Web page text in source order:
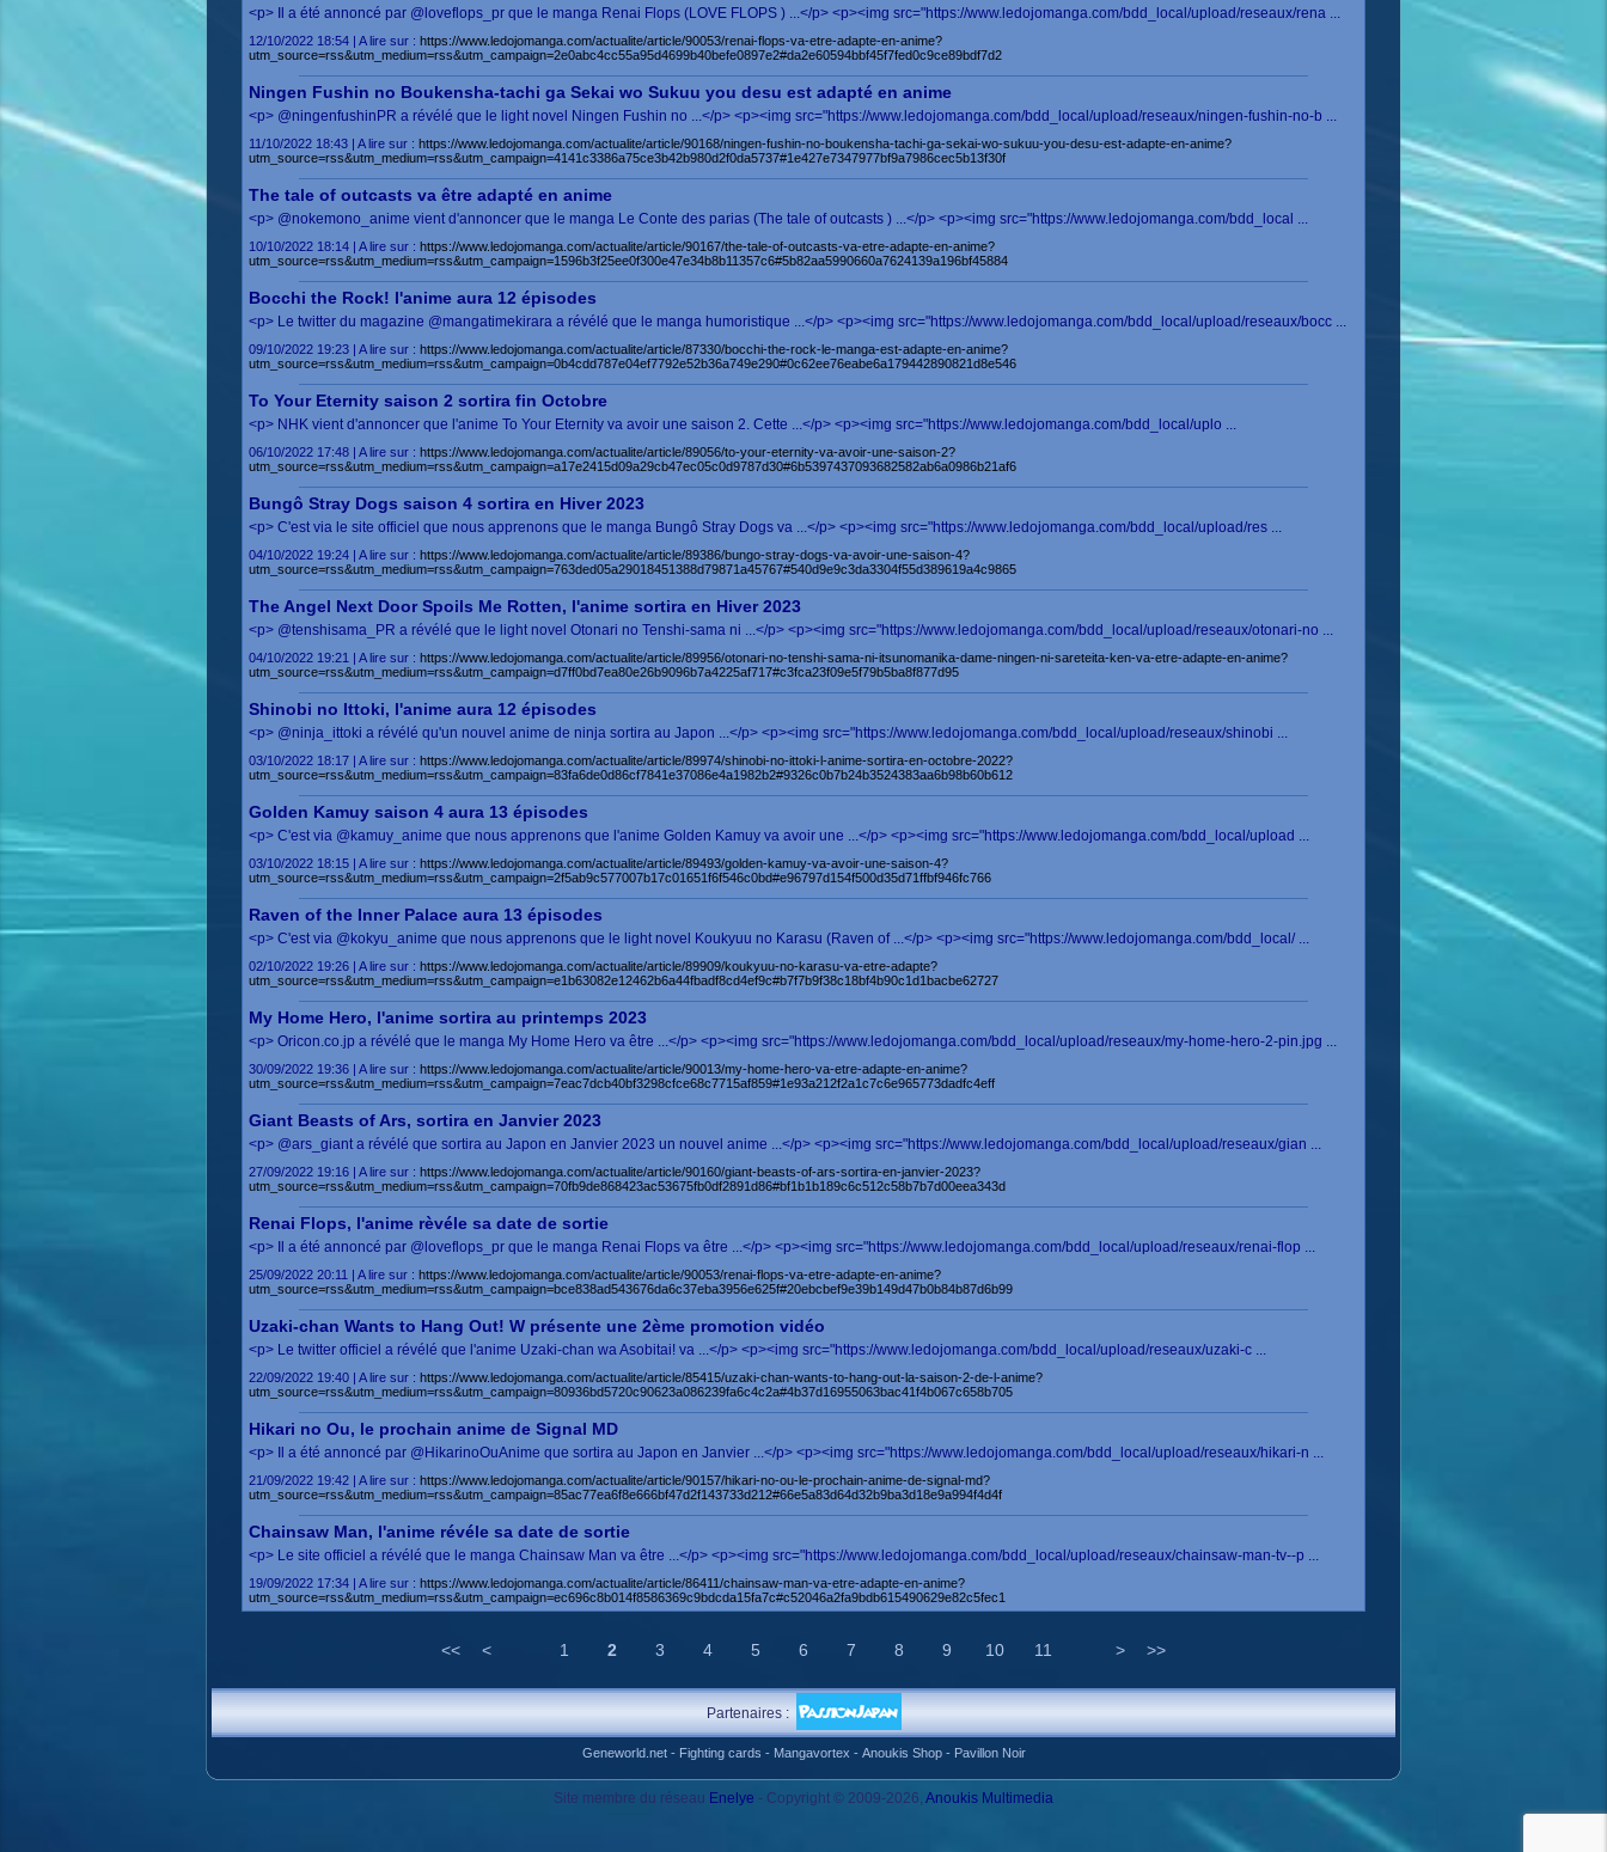
<p> Il a été annoncé par @loveflops_pr que le manga Renai Flops (LOVE FLOPS ) ...</p> <p><img src="https://www.ledojomanga.com/bdd_local/upload/reseaux/rena ...
12/10/2022 18:54 | A lire sur : https://www.ledojomanga.com/actualite/article/90053/renai-flops-va-etre-adapte-en-anime?
utm_source=rss&utm_medium=rss&utm_campaign=2e0abc4cc55a95d4699b40befe0897e2#da2e60594bbf45f7fed0c9ce89bdf7d2
Ningen Fushin no Boukensha-tachi ga Sekai wo Sukuu you desu est adapté en anime
<p> @ningenfushinPR a révélé que le light novel Ningen Fushin no ...</p> <p><img src="https://www.ledojomanga.com/bdd_local/upload/reseaux/ningen-fushin-no-b ...
11/10/2022 18:43 | A lire sur : https://www.ledojomanga.com/actualite/article/90168/ningen-fushin-no-boukensha-tachi-ga-sekai-wo-sukuu-you-desu-est-adapte-en-anime?
utm_source=rss&utm_medium=rss&utm_campaign=4141c3386a75ce3b42b980d2f0da5737#1e427e7347977bf9a7986cec5b13f30f
The tale of outcasts va être adapté en anime
<p> @nokemono_anime vient d'annoncer que le manga Le Conte des parias (The tale of outcasts ) ...</p> <p><img src="https://www.ledojomanga.com/bdd_local ...
10/10/2022 18:14 | A lire sur : https://www.ledojomanga.com/actualite/article/90167/the-tale-of-outcasts-va-etre-adapte-en-anime?
utm_source=rss&utm_medium=rss&utm_campaign=1596b3f25ee0f300e47e34b8b11357c6#5b82aa5990660a7624139a196bf45884
Bocchi the Rock! l'anime aura 12 épisodes
<p> Le twitter du magazine @mangatimekirara a révélé que le manga humoristique ...</p> <p><img src="https://www.ledojomanga.com/bdd_local/upload/reseaux/bocc ...
09/10/2022 19:23 | A lire sur : https://www.ledojomanga.com/actualite/article/87330/bocchi-the-rock-le-manga-est-adapte-en-anime?
utm_source=rss&utm_medium=rss&utm_campaign=0b4cdd787e04ef7792e52b36a749e290#0c62ee76eabe6a179442890821d8e546
To Your Eternity saison 2 sortira fin Octobre
<p> NHK vient d'annoncer que l'anime To Your Eternity va avoir une saison 2. Cette ...</p> <p><img src="https://www.ledojomanga.com/bdd_local/uplo ...
06/10/2022 17:48 | A lire sur : https://www.ledojomanga.com/actualite/article/89056/to-your-eternity-va-avoir-une-saison-2?
utm_source=rss&utm_medium=rss&utm_campaign=a17e2415d09a29cb47ec05c0d9787d30#6b5397437093682582ab6a0986b21af6
Bungô Stray Dogs saison 4 sortira en Hiver 2023
<p> C'est via le site officiel que nous apprenons que le manga Bungô Stray Dogs va ...</p> <p><img src="https://www.ledojomanga.com/bdd_local/upload/res ...
04/10/2022 19:24 | A lire sur : https://www.ledojomanga.com/actualite/article/89386/bungo-stray-dogs-va-avoir-une-saison-4?
utm_source=rss&utm_medium=rss&utm_campaign=763ded05a29018451388d79871a45767#540d9e9c3da3304f55d389619a4c9865
The Angel Next Door Spoils Me Rotten, l'anime sortira en Hiver 2023
<p> @tenshisama_PR a révélé que le light novel Otonari no Tenshi-sama ni ...</p> <p><img src="https://www.ledojomanga.com/bdd_local/upload/reseaux/otonari-no ...
04/10/2022 19:21 | A lire sur : https://www.ledojomanga.com/actualite/article/89956/otonari-no-tenshi-sama-ni-itsunomanika-dame-ningen-ni-sareteita-ken-va-etre-adapte-en-anime?
utm_source=rss&utm_medium=rss&utm_campaign=d7ff0bd7ea80e26b9096b7a4225af717#c3fca23f09e5f79b5ba8f877d95
Shinobi no Ittoki, l'anime aura 12 épisodes
<p> @ninja_ittoki a révélé qu'un nouvel anime de ninja sortira au Japon ...</p> <p><img src="https://www.ledojomanga.com/bdd_local/upload/reseaux/shinobi ...
03/10/2022 18:17 | A lire sur : https://www.ledojomanga.com/actualite/article/89974/shinobi-no-ittoki-l-anime-sortira-en-octobre-2022?
utm_source=rss&utm_medium=rss&utm_campaign=83fa6de0d86cf7841e37086e4a1982b2#9326c0b7b24b3524383aa6b98b60b612
Golden Kamuy saison 4 aura 13 épisodes
<p> C'est via @kamuy_anime que nous apprenons que l'anime Golden Kamuy va avoir une ...</p> <p><img src="https://www.ledojomanga.com/bdd_local/upload ...
03/10/2022 18:15 | A lire sur : https://www.ledojomanga.com/actualite/article/89493/golden-kamuy-va-avoir-une-saison-4?
utm_source=rss&utm_medium=rss&utm_campaign=2f5ab9c577007b17c01651f6f546c0bd#e96797d154f500d35d71ffbf946fc766
Raven of the Inner Palace aura 13 épisodes
<p> C'est via @kokyu_anime que nous apprenons que le light novel Koukyuu no Karasu (Raven of ...</p> <p><img src="https://www.ledojomanga.com/bdd_local/ ...
02/10/2022 19:26 | A lire sur : https://www.ledojomanga.com/actualite/article/89909/koukyuu-no-karasu-va-etre-adapte?
utm_source=rss&utm_medium=rss&utm_campaign=e1b63082e12462b6a44fbadf8cd4ef9c#b7f7b9f38c18bf4b90c1d1bacbe62727
My Home Hero, l'anime sortira au printemps 2023
<p> Oricon.co.jp a révélé que le manga My Home Hero va être ...</p> <p><img src="https://www.ledojomanga.com/bdd_local/upload/reseaux/my-home-hero-2-pin.jpg ...
30/09/2022 19:36 | A lire sur : https://www.ledojomanga.com/actualite/article/90013/my-home-hero-va-etre-adapte-en-anime?
utm_source=rss&utm_medium=rss&utm_campaign=7eac7dcb40bf3298cfce68c7715af859#1e93a212f2a1c7c6e965773dadfc4eff
Giant Beasts of Ars, sortira en Janvier 2023
<p> @ars_giant a révélé que sortira au Japon en Janvier 2023 un nouvel anime ...</p> <p><img src="https://www.ledojomanga.com/bdd_local/upload/reseaux/gian ...
27/09/2022 19:16 | A lire sur : https://www.ledojomanga.com/actualite/article/90160/giant-beasts-of-ars-sortira-en-janvier-2023?
utm_source=rss&utm_medium=rss&utm_campaign=70fb9de868423ac53675fb0df2891d86#bf1b1b189c6c512c58b7b7d00eea343d
Renai Flops, l'anime rèvéle sa date de sortie
<p> Il a été annoncé par @loveflops_pr que le manga Renai Flops va être ...</p> <p><img src="https://www.ledojomanga.com/bdd_local/upload/reseaux/renai-flop ...
25/09/2022 20:11 | A lire sur : https://www.ledojomanga.com/actualite/article/90053/renai-flops-va-etre-adapte-en-anime?
utm_source=rss&utm_medium=rss&utm_campaign=bce838ad543676da6c37eba3956e625f#20ebcbef9e39b149d47b0b84b87d6b99
Uzaki-chan Wants to Hang Out! W présente une 2ème promotion vidéo
<p> Le twitter officiel a révélé que l'anime Uzaki-chan wa Asobitai! va ...</p> <p><img src="https://www.ledojomanga.com/bdd_local/upload/reseaux/uzaki-c ...
22/09/2022 19:40 | A lire sur : https://www.ledojomanga.com/actualite/article/85415/uzaki-chan-wants-to-hang-out-la-saison-2-de-l-anime?
utm_source=rss&utm_medium=rss&utm_campaign=80936bd5720c90623a086239fa6c4c2a#4b37d16955063bac41f4b067c658b705
Hikari no Ou, le prochain anime de Signal MD
<p> Il a été annoncé par @HikarinoOuAnime que sortira au Japon en Janvier ...</p> <p><img src="https://www.ledojomanga.com/bdd_local/upload/reseaux/hikari-n ...
21/09/2022 19:42 | A lire sur : https://www.ledojomanga.com/actualite/article/90157/hikari-no-ou-le-prochain-anime-de-signal-md?
utm_source=rss&utm_medium=rss&utm_campaign=85ac77ea6f8e666bf47d2f143733d212#66e5a83d64d32b9ba3d18e9a994f4d4f
Chainsaw Man, l'anime révéle sa date de sortie
<p> Le site officiel a révélé que le manga Chainsaw Man va être ...</p> <p><img src="https://www.ledojomanga.com/bdd_local/upload/reseaux/chainsaw-man-tv--p ...
19/09/2022 17:34 | A lire sur : https://www.ledojomanga.com/actualite/article/86411/chainsaw-man-va-etre-adapte-en-anime?
utm_source=rss&utm_medium=rss&utm_campaign=ec696c8b014f8586369c9bdcda15fa7c#c52046a2fa9bdb615490629e82c5fec1
<< < 1 2 3 4 5 6 7 8 9 10 11 > >>
Partenaires :
Geneworld.net- Fighting cards - Mangavortex - Anoukis Shop- Pavillon Noir
Site membre du réseau Enelye - Copyright © 2009-2026, Anoukis Multimedia